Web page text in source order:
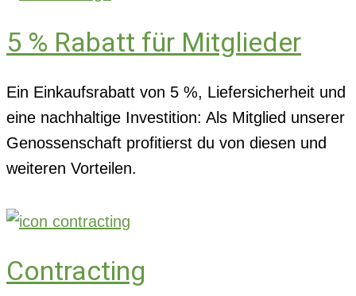
5 % Rabatt für Mitglieder
Ein Einkaufsrabatt von 5 %, Liefersicherheit und
eine nachhaltige Investition: Als Mitglied unserer
Genossenschaft profitierst du von diesen und
weiteren Vorteilen.
Contracting